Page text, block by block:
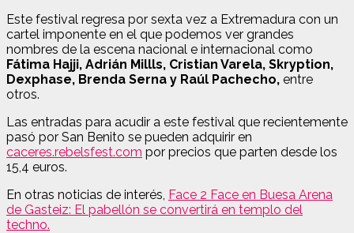
Este festival regresa por sexta vez a Extremadura con un
cartel imponente en el que podemos ver grandes
nombres de la escena nacional e internacional como
Fátima Hajji, Adrián Millls, Cristian Varela, Skryption,
Dexphase, Brenda Serna y Raúl Pachecho, entre
otros.
Las entradas para acudir a este festival que recientemente
pasó por San Benito se pueden adquirir en
caceres.rebelsfest.com por precios que parten desde los
15,4 euros.
En otras noticias de interés, Face 2 Face en Buesa Arena
de Gasteiz: El pabellón se convertirá en templo del
techno.